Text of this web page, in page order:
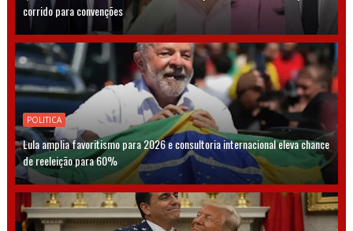
corrido para convenções
POLITICA
Lula amplia favoritismo para 2026 e consultoria internacional eleva chance
de reeleição para 60%